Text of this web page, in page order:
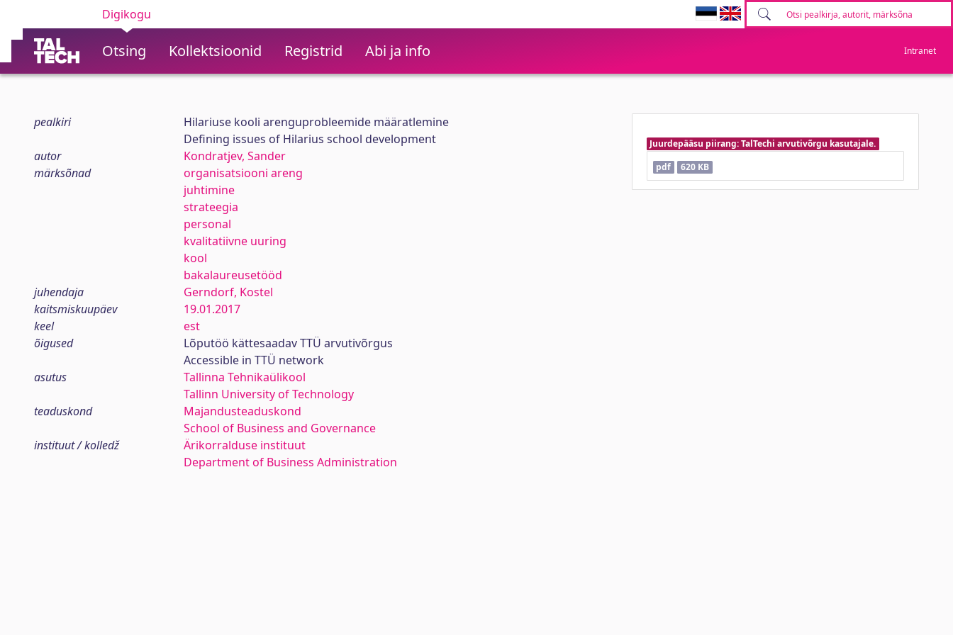
Digikogu
Otsing Kollektsioonid Registrid Abi ja info Intranet
pealkiri
Hilariuse kooli arenguprobleemide määratlemine
Defining issues of Hilarius school development
autor
Kondratjev, Sander
märksõnad
organisatsiooni areng
juhtimine
strateegia
personal
kvalitatiivne uuring
kool
bakalaureusetööd
juhendaja
Gerndorf, Kostel
kaitsmiskuupäev
19.01.2017
keel
est
õigused
Lõputöö kättesaadav TTÜ arvutivõrgus
Accessible in TTÜ network
asutus
Tallinna Tehnikaülikool
Tallinn University of Technology
teaduskond
Majandusteaduskond
School of Business and Governance
instituut / kolledž
Ärikorralduse instituut
Department of Business Administration
Juurdepääsu piirang: TalTechi arvutivõrgu kasutajale.
pdf
620 KB